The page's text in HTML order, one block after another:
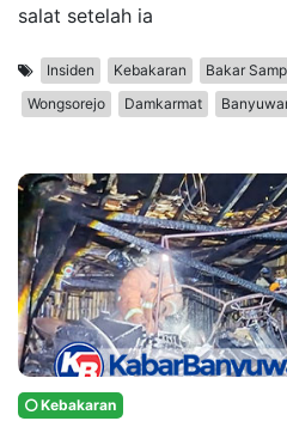
salat setelah ia
Insiden Kebakaran Bakar
Wongsorejo
Damkarmat
Kebakaran